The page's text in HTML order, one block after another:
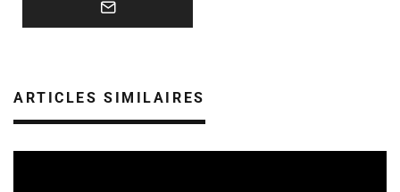
ARTICLES SIMILAIRES